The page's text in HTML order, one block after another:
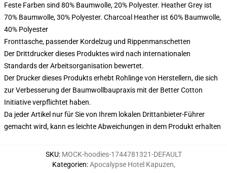
Feste Farben sind 80% Baumwolle, 20% Polyester. Heather Grey ist
70% Baumwolle, 30% Polyester. Charcoal Heather ist 60% Baumwolle,
40% Polyester
Fronttasche, passender Kordelzug und Rippenmanschetten
Der Drittdrucker dieses Produktes wird nach internationalen
Standards der Arbeitsorganisation bewertet.
Der Drucker dieses Produkts erhebt Rohlinge von Herstellern, die sich
zur Verbesserung der Baumwollbaupraxis mit der Better Cotton
Initiative verpflichtet haben.
Da jeder Artikel nur für Sie von Ihrem lokalen Drittanbieter-Führer
gemacht wird, kann es leichte Abweichungen in dem Produkt erhalten
SKU: MOCK-hoodies-1744781321-DEFAULT
Kategorien:Apocalypse Hotel Kapuzen,